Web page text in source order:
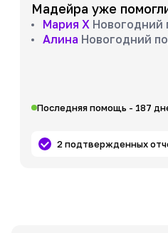
Мадейра уже
Мария Х Новогодний
Алина Новогодний
Последняя помощь - 187
2 подтвержденных